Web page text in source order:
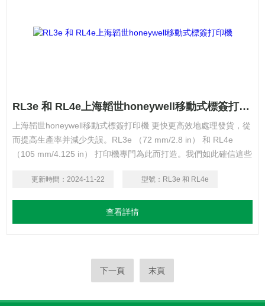
RL3e 和 RL4e上海韜世honeywell移動式標簽打印機
上海韜世honeywell移動式標簽打印機 更快更高效地處理發貨，從
而提高生產率并減少失誤。RL3e （72 mm/2.8 in） 和 RL4e
（105 mm/4.125 in） 打印機專門為此而打造。我們如此確信這些
我們提供兩年保修服務。
更新時間： 2024-11-22 型號： RL3e 和 RL4e
查看詳情
下一頁 末頁